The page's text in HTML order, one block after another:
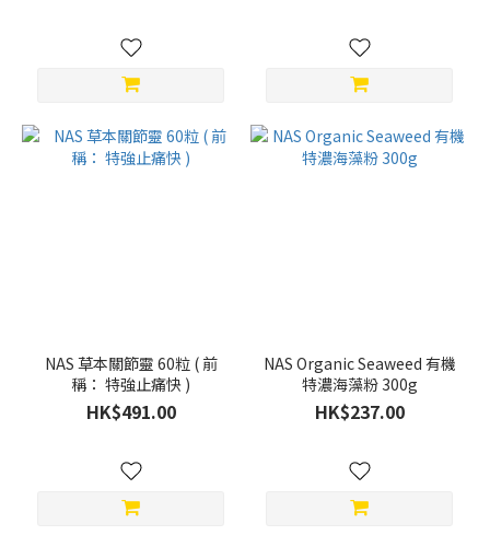
NAS 草本關節靈 60粒 ( 前
稱： 特強止痛快 )
HK$491.00
NAS Organic Seaweed 有機
特濃海藻粉 300g
HK$237.00